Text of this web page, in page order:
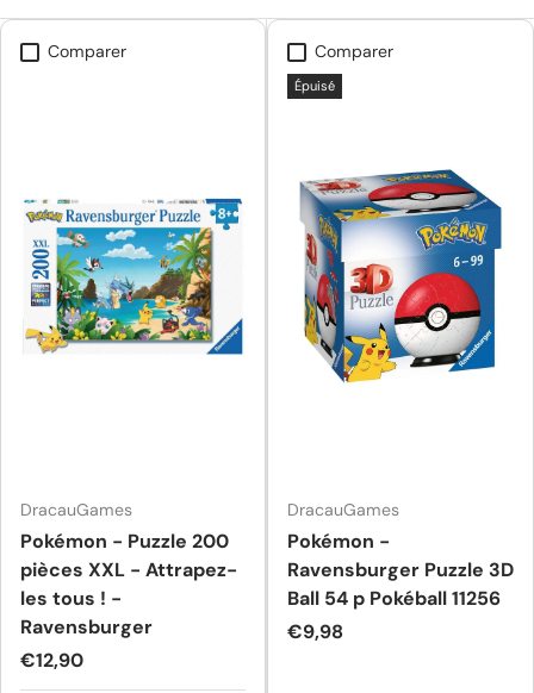
Comparer
DracauGames
Pokémon - Puzzle 200
pièces XXL - Attrapez-
les tous ! -
Ravensburger
Prix habituel
€12,90
Comparer
Épuisé
DracauGames
Pokémon -
Ravensburger Puzzle 3D
Ball 54 p Pokéball 11256
Prix habituel
€9,98